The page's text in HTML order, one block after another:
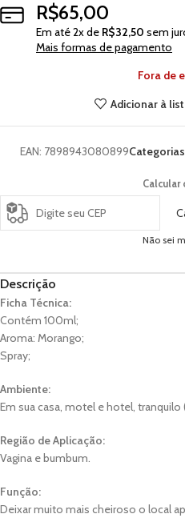
R$65,00
Em até2x de R$32,50 sem
Mais formas de pagamento
Fora de
Adicionar à
EAN: 7898943080899
Calcular
Não sei
Descrição
Ficha Técnica:
Contém 100ml;
Aroma: Morango;
Spray;
Ambiente:
Em sua casa, motel e hotel,
Região de Aplicação:
Vagina e bumbum.
Função:
Deixar muito mais cheiroso o local